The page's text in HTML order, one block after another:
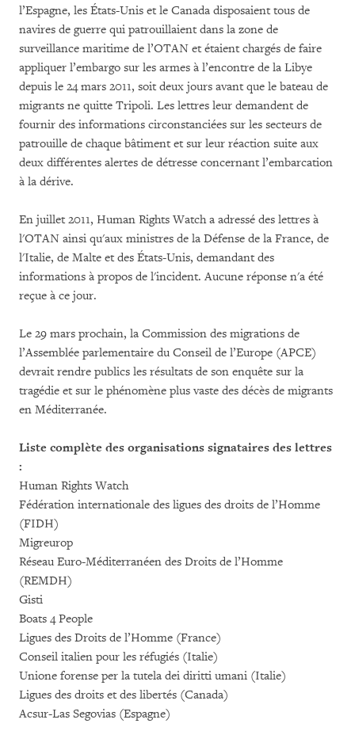
l’Espagne, les États-Unis et le Canada disposaient tous de
navires de guerre qui patrouillaient dans la zone de
surveillance maritime de l’OTAN et étaient chargés de faire
appliquer l’embargo sur les armes à l’encontre de la Libye
depuis le 24 mars 2011, soit deux jours avant que le bateau de
migrants ne quitte Tripoli. Les lettres leur demandent de
fournir des informations circonstanciées sur les secteurs de
patrouille de chaque bâtiment et sur leur réaction suite aux
deux différentes alertes de détresse concernant l’embarcation
à la dérive.
En juillet 2011, Human Rights Watch a adressé des lettres à
l'OTAN ainsi qu'aux ministres de la Défense de la France, de
l'Italie, de Malte et des États-Unis, demandant des
informations à propos de l'incident. Aucune réponse n'a été
reçue à ce jour.
Le 29 mars prochain, la Commission des migrations de
l’Assemblée parlementaire du Conseil de l’Europe (APCE)
devrait rendre publics les résultats de son enquête sur la
tragédie et sur le phénomène plus vaste des décès de migrants
en Méditerranée.
Liste complète des organisations signataires des lettres
:
Human Rights Watch
Fédération internationale des ligues des droits de l’Homme
(FIDH)
Migreurop
Réseau Euro-Méditerranéen des Droits de l’Homme
(REMDH)
Gisti
Boats 4 People
Ligues des Droits de l’Homme (France)
Conseil italien pour les réfugiés (Italie)
Unione forense per la tutela dei diritti umani (Italie)
Ligues des droits et des libertés (Canada)
Acsur-Las Segovias (Espagne)